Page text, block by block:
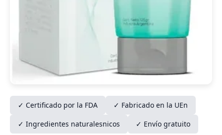
✓ Certificado por la FDA
✓ Fabricado en la UEn
✓ Ingredientes naturalesnicos
✓ Envío gratuito